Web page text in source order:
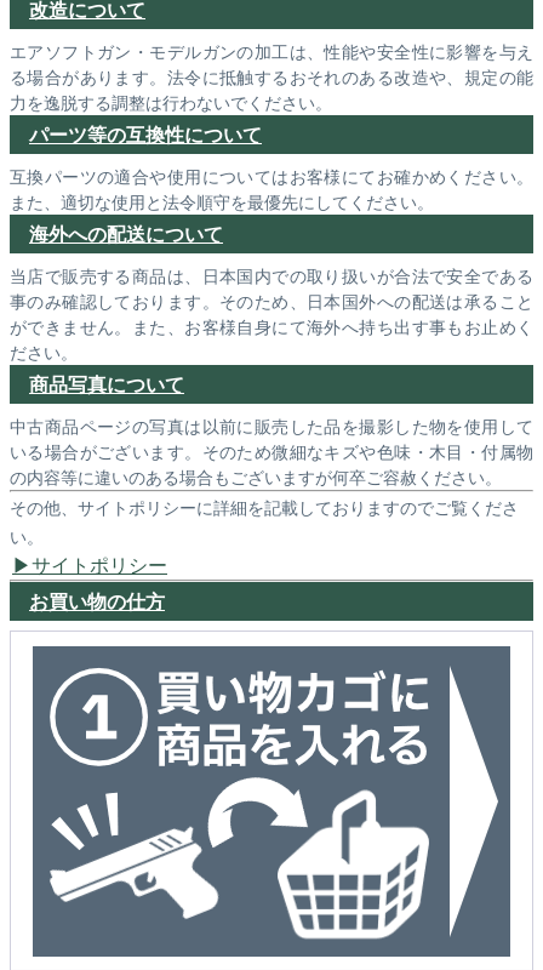
改造について
エアソフトガン・モデルガンの加工は、性能や安全性に影響を与え
る場合があります。法令に抵触するおそれのある改造や、規定の能
力を逸脱する調整は行わないでください。
パーツ等の互換性について
互換パーツの適合や使用についてはお客様にてお確かめください。
また、適切な使用と法令順守を最優先にしてください。
海外への配送について
当店で販売する商品は、日本国内での取り扱いが合法で安全である
事のみ確認しております。そのため、日本国外への配送は承ること
ができません。また、お客様自身にて海外へ持ち出す事もお止めく
ださい。
商品写真について
中古商品ページの写真は以前に販売した品を撮影した物を使用して
いる場合がございます。そのため微細なキズや色味・木目・付属物
の内容等に違いのある場合もございますが何卒ご容赦ください。
その他、サイトポリシーに詳細を記載しておりますのでご覧くださ
い。
サイトポリシー
お買い物の仕方